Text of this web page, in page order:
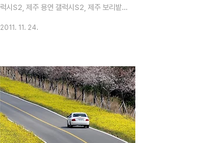
럭시S2, 제주 용연 갤럭시S2, 제주 보리밭
2011. 11. 24.